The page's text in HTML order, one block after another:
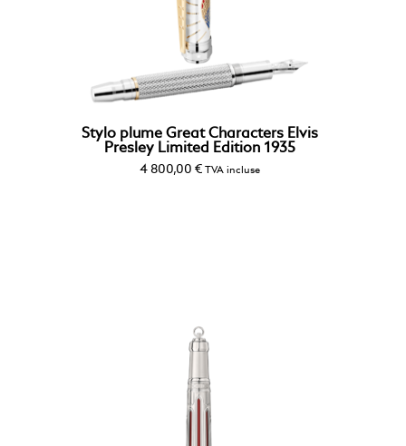
Stylo plume Great Characters Elvis
Presley Limited Edition 1935
4 800,00 € TVA incluse